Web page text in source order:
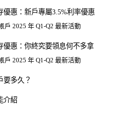
優惠：新戶專屬3.5%利率優惠
戶 2025 年 Q1-Q2 最新活動
優惠：你終究要領息何不多拿
戶 2025 年 Q1-Q2 最新活動
要多久？
介紹